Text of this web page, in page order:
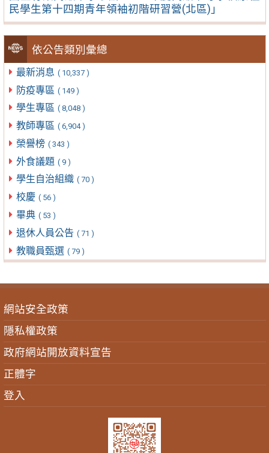
民學生第十四期青年領袖初階研習營(北區)」
依公告類別彙總
最新消息 ( 10,337 )
防疫專區 ( 149 )
學生專區 ( 8,048 )
教師專區 ( 6,904 )
榮譽榜 ( 343 )
外食議題 ( 9 )
學生自治組織 ( 70 )
校慶 ( 56 )
畢典 ( 53 )
退休人員公告 ( 71 )
教職員甄選 ( 79 )
網站安全政策
隱私權政策
政府網站開放資料宣告
正體字
登入